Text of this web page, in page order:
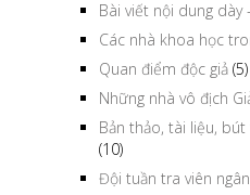
Bài viết nội dung dày
Các nhà khoa học
Quan điểm độc giả (5)
Những nhà vô địch
Bản thảo, tài liệu,
(10)
Đội tuần tra viên